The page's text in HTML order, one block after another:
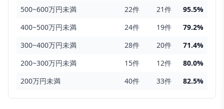
500~600万円未満
22件 21件 95.5%
400~500万円未満
24件 19件 79.2%
300~400万円未満
28件 20件 71.4%
200~300万円未満
15件 12件 80.0%
200万円未満
40件 33件 82.5%